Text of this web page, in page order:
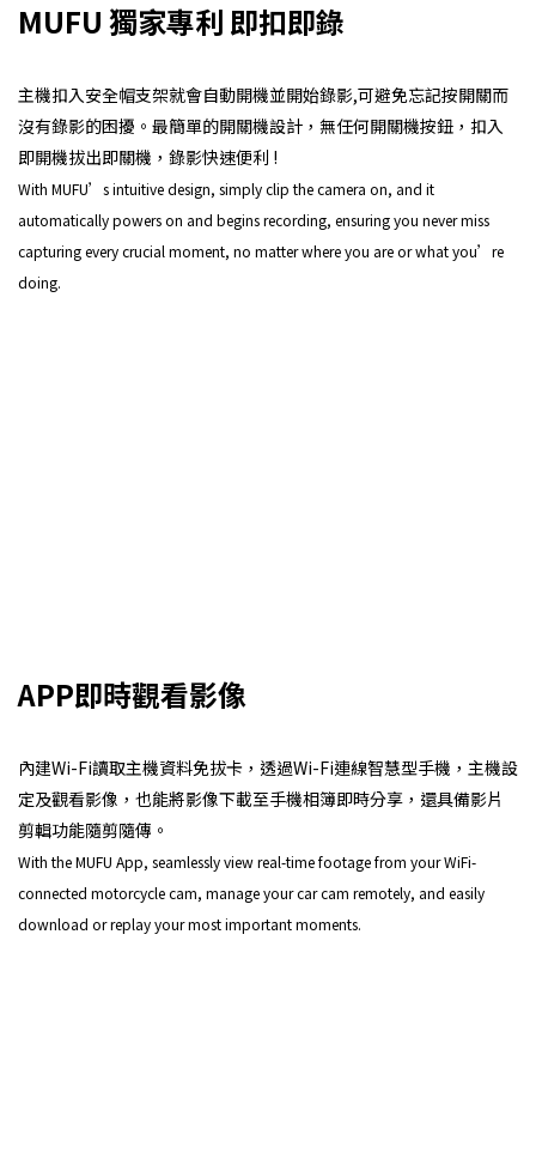
MUFU 獨家專利 即扣即錄
主機扣入安全帽支架就會自動開機並開始錄影,可避免忘記按開關而
沒有錄影的困擾。最簡單的開關機設計，無任何開關機按鈕，扣入
即開機拔出即關機，錄影快速便利 !
With MUFU’s intuitive design, simply clip the camera on, and it
automatically powers on and begins recording, ensuring you never miss
capturing every crucial moment, no matter where you are or what you’re
doing.
APP即時觀看影像
內建Wi-Fi讀取主機資料免拔卡，透過Wi-Fi連線智慧型手機，主機設
定及觀看影像，也能將影像下載至手機相簿即時分享，還具備影片
剪輯功能隨剪隨傳。
With the MUFU App, seamlessly view real-time footage from your WiFi-
connected motorcycle cam, manage your car cam remotely, and easily
download or replay your most important moments.